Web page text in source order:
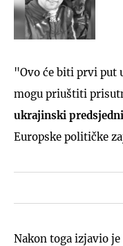
"Ovo će biti prvi put
mogu priuštiti
ukrajinski
Europske političke
Nakon toga izjavio je